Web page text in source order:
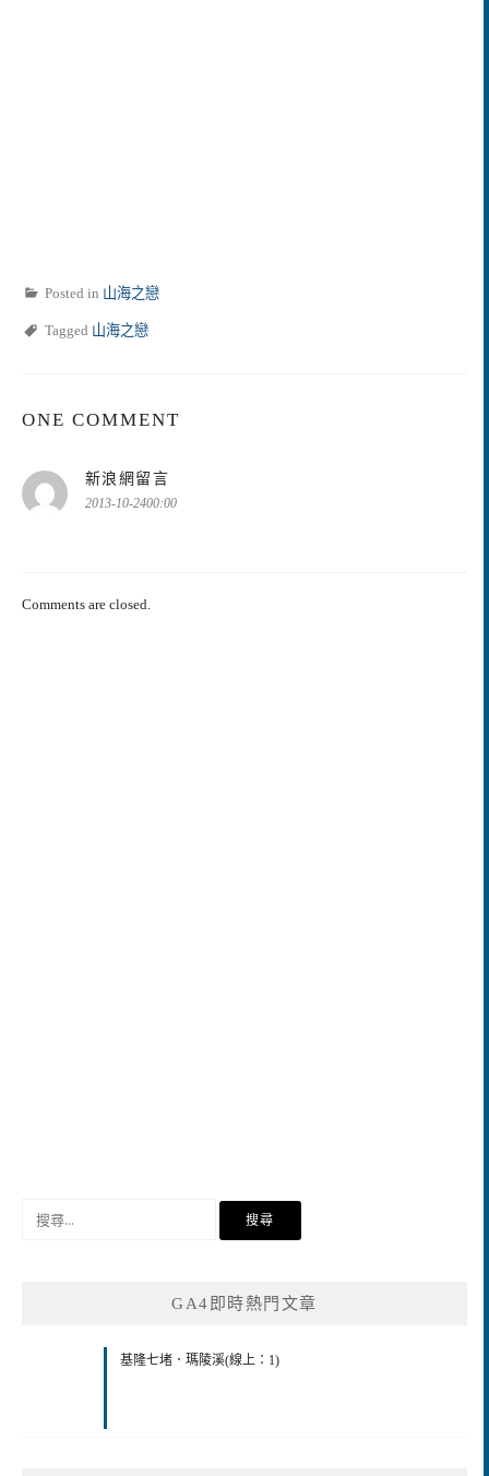
Posted in 山海之戀
Tagged 山海之戀
ONE COMMENT
新浪網留言
示:
2013-10-2400:00
Comments are closed.
GA4即時熱門文章
基隆七堵．瑪陵溪(線上：1)